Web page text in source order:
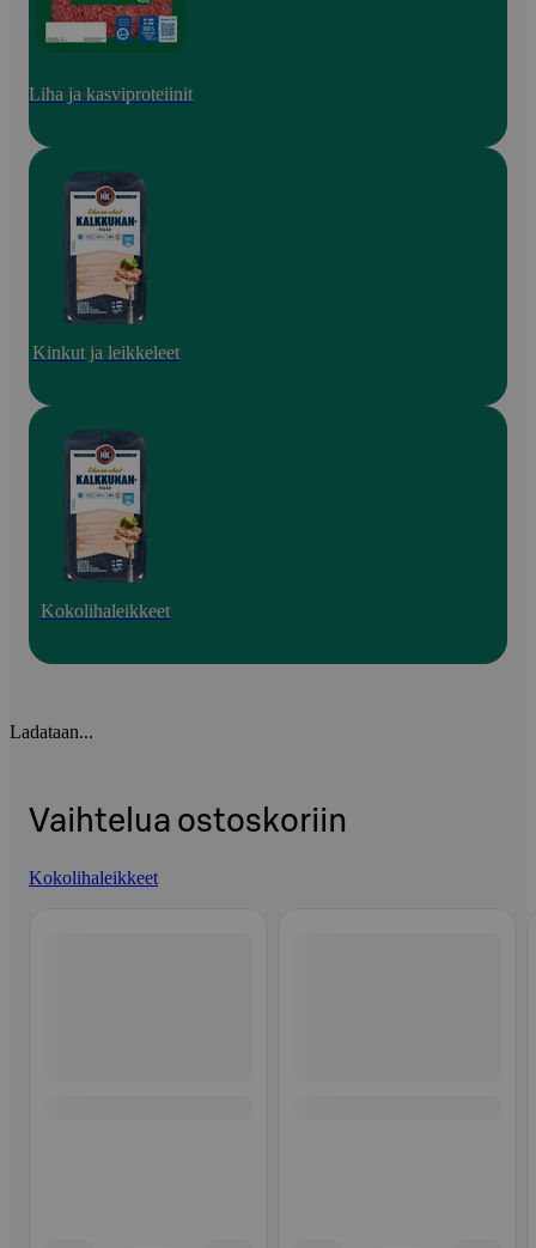
Liha ja kasviproteiinit
Kinkut ja leikkeleet
Kokolihaleikkeet
Ladataan...
Vaihtelua ostoskoriin
Kokolihaleikkeet